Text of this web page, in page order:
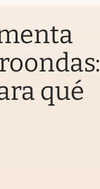
qué